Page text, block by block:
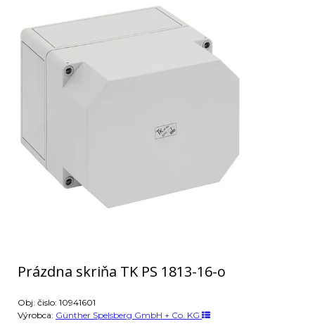
Prázdna skriňa TK PS 1813-16-o
Obj. čislo: 10941601
Výrobca: Günther Spelsberg GmbH + Co. KG